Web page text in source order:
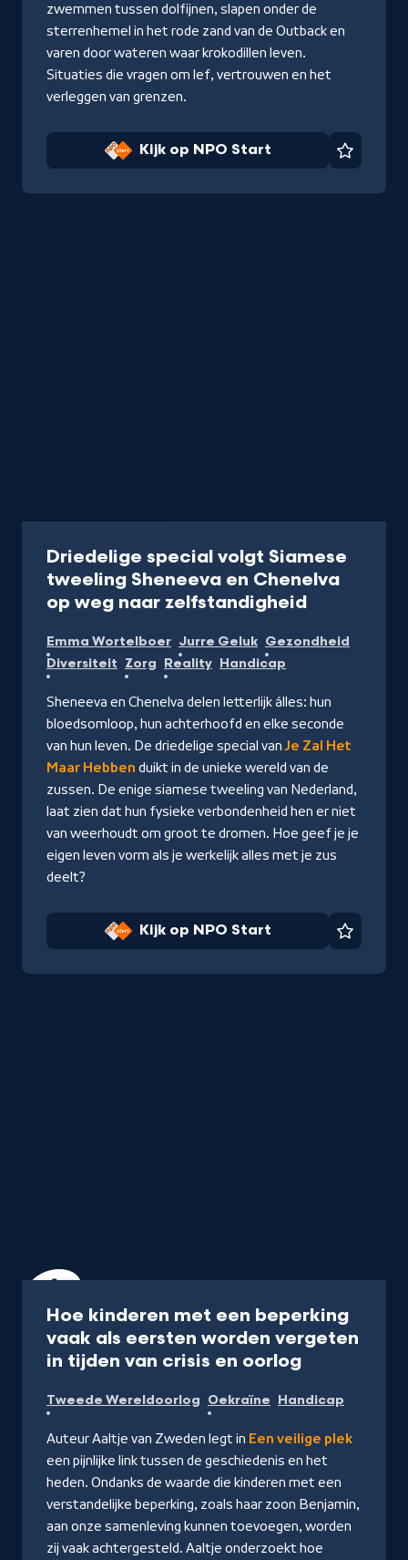
zwemmen tussen dolfijnen, slapen onder de
sterrenhemel in het rode zand van de Outback en
varen door wateren waar krokodillen leven.
Situaties die vragen om lef, vertrouwen en het
verleggen van grenzen.
Kijk op NPO Start
Driedelige special volgt Siamese
tweeling Sheneeva en Chenelva
op weg naar zelfstandigheid-
op
Start
Emma Wortelboer Jurre Geluk Gezondheid
Diversiteit Zorg Reality Handicap
Sheneeva en Chenelva delen letterlijk álles: hun
bloedsomloop, hun achterhoofd en elke seconde
van hun leven. De driedelige special van Je Zal Het
Maar Hebben duikt in de unieke wereld van de
zussen. De enige siamese tweeling van Nederland,
laat zien dat hun fysieke verbondenheid hen er niet
van weerhoudt om groot te dromen. Hoe geef je je
eigen leven vorm als je werkelijk alles met je zus
deelt?
Kijk op NPO Start
Hoe kinderen met een beperking
vaak als eersten worden vergeten
in tijden van crisis en oorlog-
op
NPO
Start
Tweede Wereldoorlog Oekraïne Handicap
Auteur Aaltje van Zweden legt in Een veilige plek
een pijnlijke link tussen de geschiedenis en het
heden. Ondanks de waarde die kinderen met een
verstandelijke beperking, zoals haar zoon Benjamin,
aan onze samenleving kunnen toevoegen, worden
zij vaak achtergesteld. Aaltje onderzoekt hoe